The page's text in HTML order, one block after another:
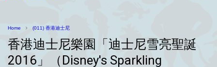
Home (011) 香港迪士尼
香港迪士尼樂園「迪士尼雪亮聖誕
2016」（Disney's Sparkling